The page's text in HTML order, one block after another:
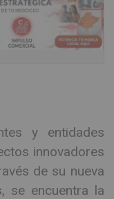
y entidades
innovadores
de su nueva
se encuentra la